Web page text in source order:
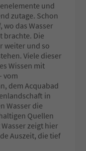
und
zutage. Schon
wo das Wasser
brachte. Die
weiter und so
Viele dieser
Wissen mit
vom
dem Acquabad
in
Wasser die
Quellen
zeigt hier
Auszeit, die tief